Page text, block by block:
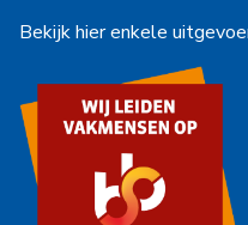
Bekijk hier enkele